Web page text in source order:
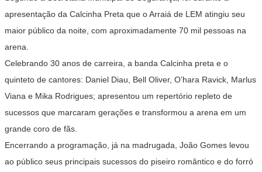
apresentação da Calcinha Preta que o Arraiá de LEM atingiu seu
maior público da noite, com aproximadamente 70 mil pessoas na
arena.
Celebrando 30 anos de carreira, a banda Calcinha preta e o
quinteto de cantores: Daniel Diau, Bell Oliver, O’hara Ravick, Marlus
Viana e Mika Rodrigues; apresentou um repertório repleto de
sucessos que marcaram gerações e transformou a arena em um
grande coro de fãs.
Encerrando a programação, já na madrugada, João Gomes levou
ao público seus principais sucessos do piseiro romântico e do forró